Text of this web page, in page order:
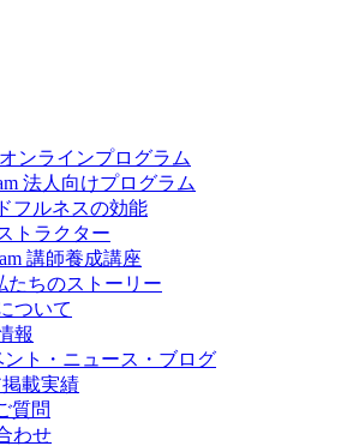
オンラインプログラム
法人向けプログラム
フルネスの効能
トラクター
講師養成講座
たちのストーリー
ついて
報
ント・ニュース・ブログ
掲載実績
質問
わせ